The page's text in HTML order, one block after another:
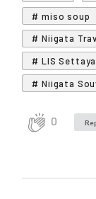
# miso soup
# Niigata
# LIS Settaya.
# Niigata
0